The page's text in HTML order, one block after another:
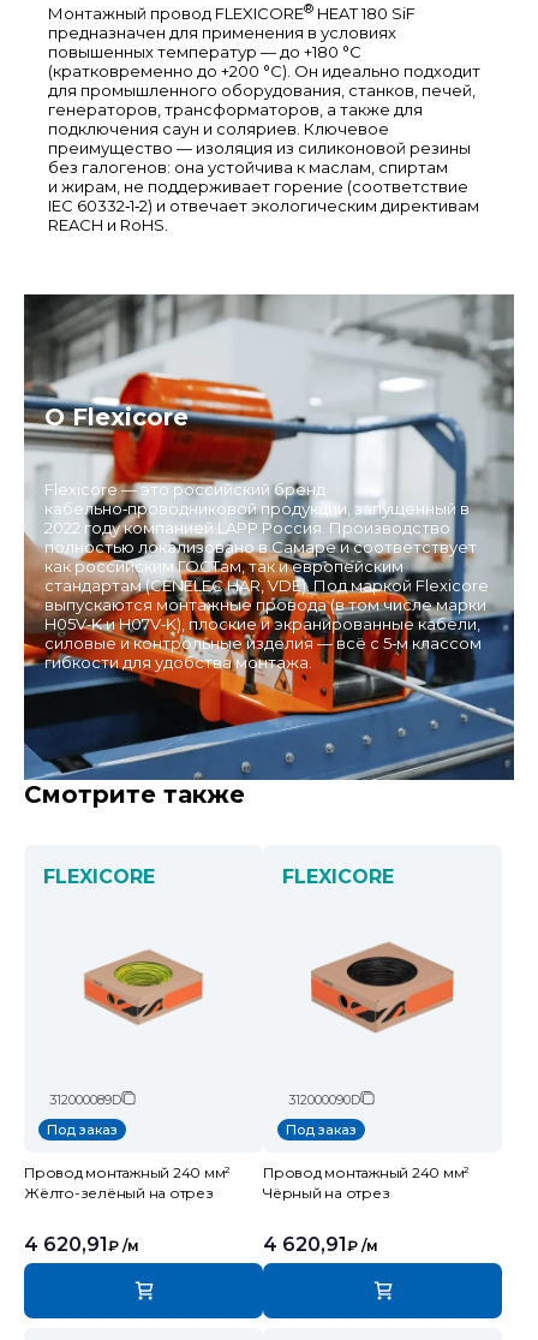
Монтажный провод FLEXICORE® HEAT 180 SiF
предназначен для применения в условиях
повышенных температур — до +180 °C
(кратковременно до +200 °C). Он идеально подходит
для промышленного оборудования, станков, печей,
генераторов, трансформаторов, а также для
подключения саун и соляриев. Ключевое
преимущество — изоляция из силиконовой резины
без галогенов: она устойчива к маслам, спиртам
и жирам, не поддерживает горение (соответствие
IEC 60332‑1‑2) и отвечает экологическим директивам
REACH и RoHS.
О Flexicore
Flexicore — это российский бренд
кабельно‑проводниковой продукции, запущенный в
2022 году компанией LAPP Россия. Производство
полностью локализовано в Самаре и соответствует
как российским ГОСТам, так и европейским
стандартам (CENELEC HAR, VDE). Под маркой Flexicore
выпускаются монтажные провода (в том числе марки
H05V‑K и H07V‑K), плоские и экранированные кабели,
силовые и контрольные изделия — всё с 5‑м классом
гибкости для удобства монтажа.
Смотрите также
FLEXICORE
312000089D
Под заказ
Провод монтажный 240 мм²
Жёлто-зелёный на отрез
4 620,91 ₽ /м
FLEXICORE
312000090D
Под заказ
Провод монтажный 240 мм²
Чёрный на отрез
4 620,91 ₽ /м